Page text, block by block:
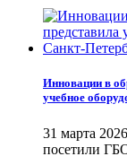
Инновации в
учебное
31 марта
посетили